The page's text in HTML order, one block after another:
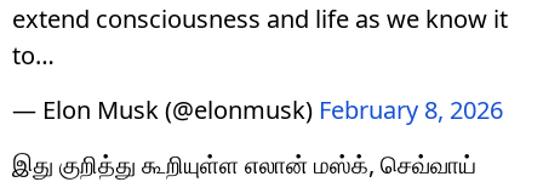
extend consciousness and life as we know it
to…
— Elon Musk (@elonmusk) February 8, 2026
இது குறித்து கூறியுள்ள எலான் மஸ்க், செவ்வாய்